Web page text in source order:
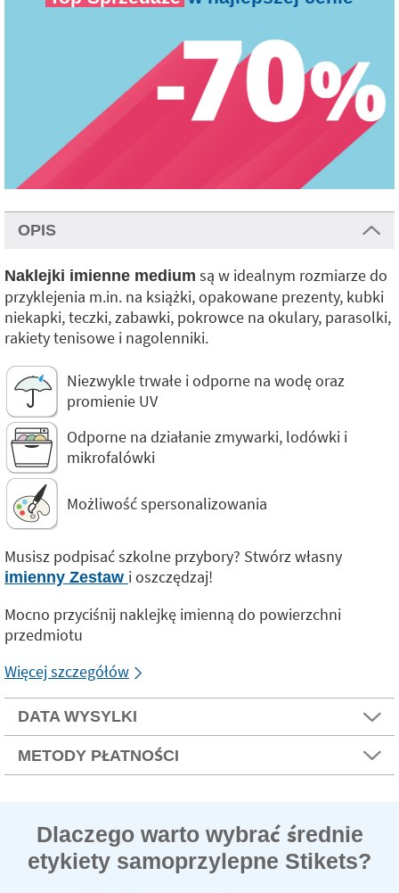
OPIS
Naklejki imienne medium są w idealnym rozmiarze do
przyklejenia m.in. na książki, opakowane prezenty, kubki
niekapki, teczki, zabawki, pokrowce na okulary, parasolki,
rakiety tenisowe i nagolenniki.
Niezwykle trwałe i odporne na wodę oraz
promienie UV
Odporne na działanie zmywarki, lodówki i
mikrofalówki
Możliwość spersonalizowania
Musisz podpisać szkolne przybory? Stwórz własny
imienny Zestaw i oszczędzaj!
Mocno przyciśnij naklejkę imienną do powierzchni
przedmiotu
Więcej szczegółów
DATA WYSYLKI
METODY PŁATNOŚCI
Dlaczego warto wybrać średnie
etykiety samoprzylepne Stikets?